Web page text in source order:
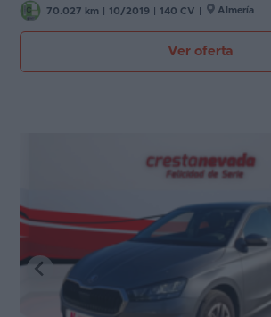
70.027 km 10/2019 140 CV Almería
Ver oferta